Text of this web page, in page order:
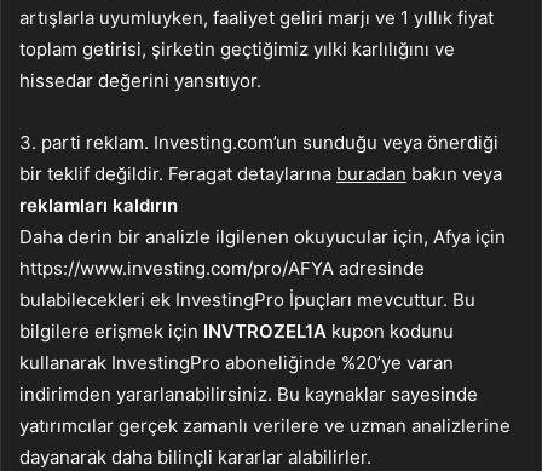
artışlarla uyumluyken, faaliyet geliri marjı ve 1 yıllık fiyat
toplam getirisi, şirketin geçtiğimiz yılki karlılığını ve
hissedar değerini yansıtıyor.
3. parti reklam. Investing.com’un sunduğu veya önerdiği
bir teklif değildir. Feragat detaylarına buradan bakın veya
reklamları kaldırın
Daha derin bir analizle ilgilenen okuyucular için, Afya için
https://www.investing.com/pro/AFYA adresinde
bulabilecekleri ek InvestingPro İpuçları mevcuttur. Bu
bilgilere erişmek için INVTROZEL1A kupon kodunu
kullanarak InvestingPro aboneliğinde %20’ye varan
indirimden yararlanabilirsiniz. Bu kaynaklar sayesinde
yatırımcılar gerçek zamanlı verilere ve uzman analizlerine
dayanarak daha bilinçli kararlar alabilirler.